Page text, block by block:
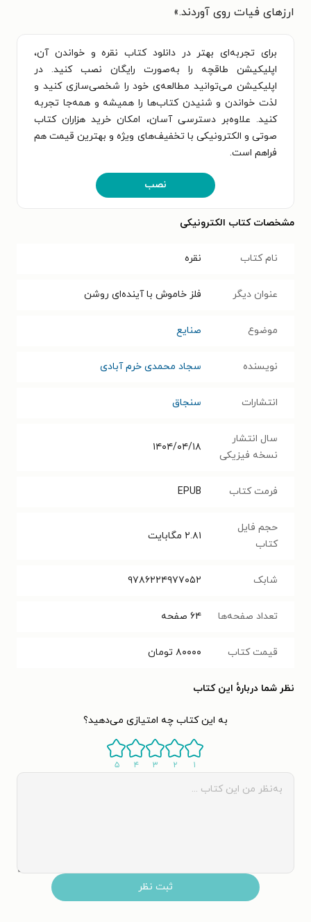
ارزهای فیات روی آوردند.»
برای تجربه‌ای بهتر در دانلود کتاب نقره و خواندن آن،
اپلیکیشن طاقچه را به‌صورت رایگان نصب کنید. در
اپلیکیشن می‌توانید مطالعه‌ی خود را شخصی‌سازی کنید و
لذت خواندن و شنیدن کتاب‌ها را همیشه و همه‌جا تجربه
کنید. علاوه‌بر دسترسی آسان، امکان خرید هزاران کتاب
صوتی و الکترونیکی با تخفیف‌های ویژه و بهترین قیمت هم
فراهم است.
نصب
مشخصات کتاب الکترونیکی
نام کتاب نقره
عنوان دیگر فلز خاموش با آینده‌ای روشن
موضوع صنایع
نویسنده سجاد محمدی خرم آبادی
انتشارات سنجاق
سال انتشار
نسخه فیزیکی
۱۴۰۴/۰۴/۱۸
فرمت کتاب EPUB
حجم فایل
کتاب
۲.۸۱ مگابایت
شابک ۹۷۸۶۲۲۴۹۷۷۰۵۲
تعداد صفحه‌ها ۶۴ صفحه
قیمت کتاب ۸۰۰۰۰ تومان
نظر شما دربارهٔ این کتاب
به این کتاب چه امتیازی می‌دهید؟
۱ ۲ ۳ ۴ ۵
ثبت نظر